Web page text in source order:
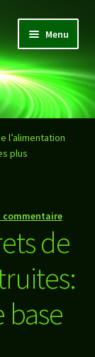
Menu
l’alimentation
plus
commentaire
de